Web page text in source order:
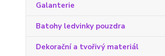
Galanterie
Batohy ledvinky pouzdra
Dekorační a tvořivý materiál